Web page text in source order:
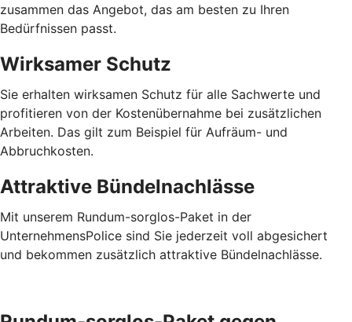
zusammen das Angebot, das am besten zu Ihren
Bedürfnissen passt.
Wirksamer Schutz
Sie erhalten wirksamen Schutz für alle Sachwerte und
profitieren von der Kostenübernahme bei zusätzlichen
Arbeiten. Das gilt zum Beispiel für Aufräum- und
Abbruchkosten.
Attraktive Bündelnachlässe
Mit unserem Rundum-sorglos-Paket in der
UnternehmensPolice sind Sie jederzeit voll abgesichert
und bekommen zusätzlich attraktive Bündelnachlässe.